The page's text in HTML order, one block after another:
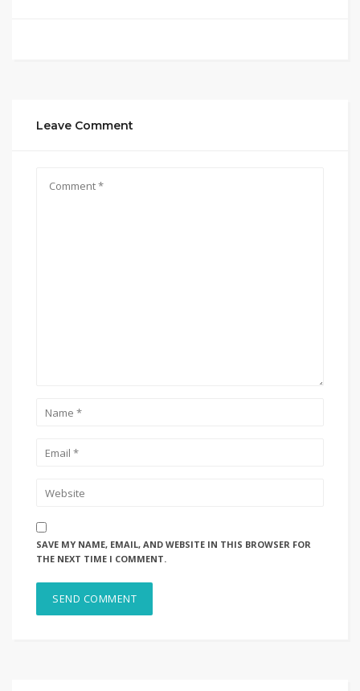
Leave Comment
SAVE MY NAME, EMAIL, AND WEBSITE IN THIS BROWSER FOR
THE NEXT TIME I COMMENT.